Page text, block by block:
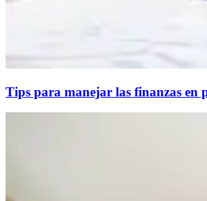
Tips para manejar las finanzas en